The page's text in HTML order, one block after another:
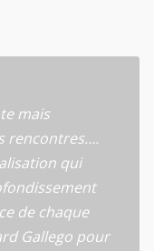
mais
rencontres….
qui
de chaque
Gallego pour